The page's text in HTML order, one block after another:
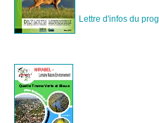
Lettre d'infos du